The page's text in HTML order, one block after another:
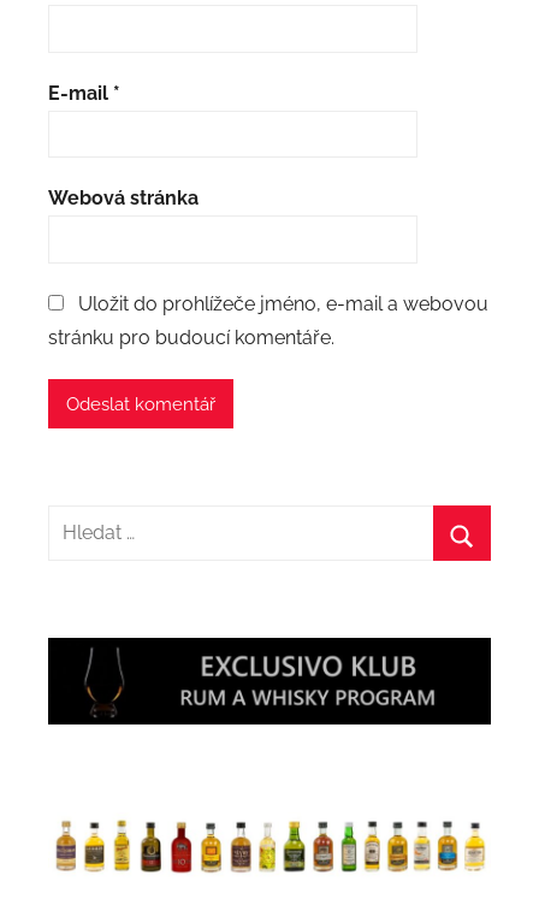
E-mail *
Webová stránka
Uložit do prohlížeče jméno, e-mail a webovou
stránku pro budoucí komentáře.
Hledat: